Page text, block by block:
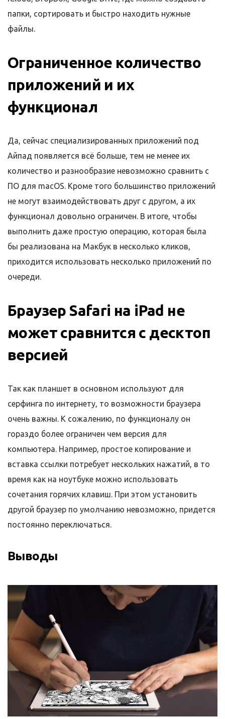
папки, сортировать и быстро находить нужные
файлы.
Ограниченное количество
приложений и их
функционал
Да, сейчас специализированных приложений под
Айпад появляется всё больше, тем не менее их
количество и разнообразие невозможно сравнить с
ПО для macOS. Кроме того большинство приложений
не могут взаимодействовать друг с другом, а их
функционал довольно ограничен. В итоге, чтобы
выполнить даже простую операцию, которая была
бы реализована на Макбук в несколько кликов,
приходится использовать несколько приложений по
очереди.
Браузер Safari на iPad не
может сравнится с десктоп
версией
Так как планшет в основном используют для
серфинга по интернету, то возможности браузера
очень важны. К сожалению, по функционалу он
гораздо более ограничен чем версия для
компьютера. Например, простое копирование и
вставка ссылки потребует нескольких нажатий, в то
время как на ноутбуке можно использовать
сочетания горячих клавиш. При этом установить
другой браузер по умолчанию невозможно, придется
постоянно переключаться.
Выводы